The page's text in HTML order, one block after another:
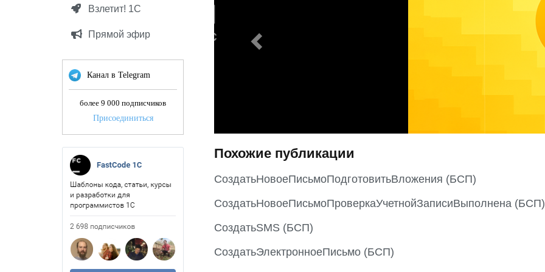
Взлетит! 1С
Прямой эфир
Канал в Telegram
более 9 000 подписчиков
Присоединиться
o
u
Похожие публикации
СоздатьНовоеПисьмоПодготовитьВложения (БСП)
СоздатьНовоеПисьмоПроверкаУчетнойЗаписиВыполнена (БСП)
СоздатьSMS (БСП)
СоздатьЭлектронноеПисьмо (БСП)